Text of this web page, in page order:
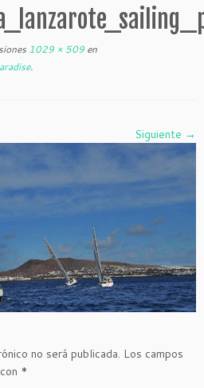
1029 × 509 en
.
Siguiente →
no será publicada. Los campos
*